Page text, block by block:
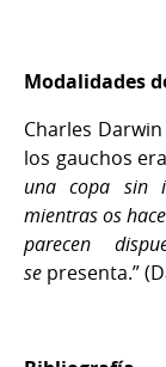
Modalidades
Charles
los gauchos
una copa sin
mientras os
parecen
se presenta.”